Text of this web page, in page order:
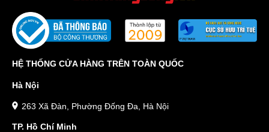
HỆ THỐNG CỬA HÀNG TRÊN TOÀN QUỐC
Hà Nội
263 Xã Đàn, Phường Đống Đa, Hà Nội
TP. Hồ Chí Minh